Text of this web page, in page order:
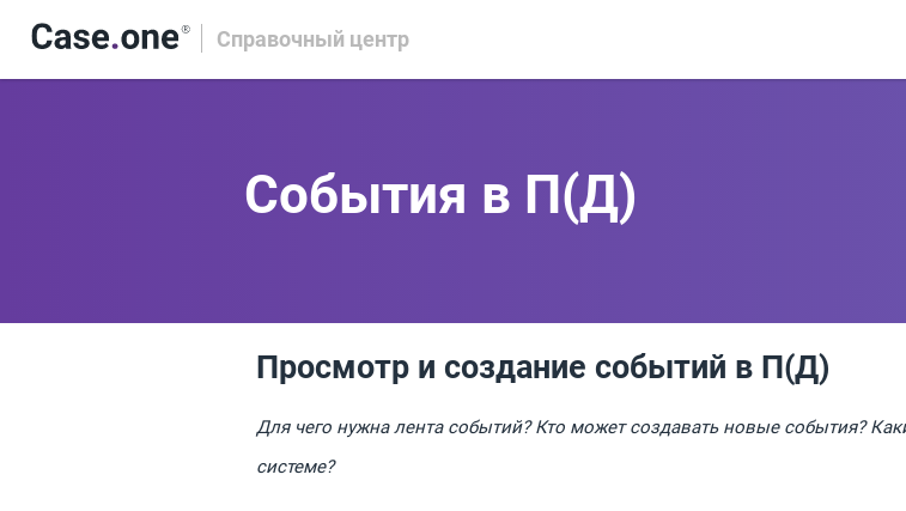
Справочный центр
События в П(Д)
Просмотр и создание событий в П(Д)
Для чего нужна лента событий? Кто может создавать новые события?
системе?